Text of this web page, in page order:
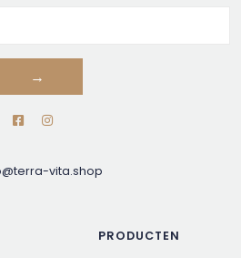
→
vita.shop
PRODUCTEN